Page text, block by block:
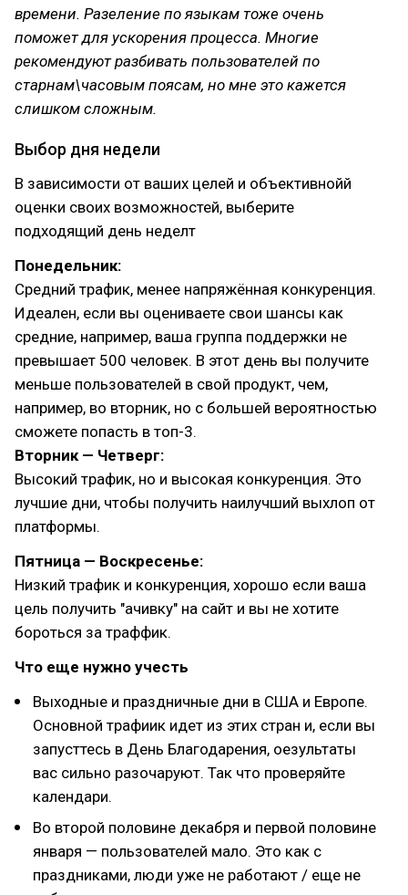
времени. Разеление по языкам тоже очень
поможет для ускорения процесса. Многие
рекомендуют разбивать пользователей по
старнам\часовым поясам, но мне это кажется
слишком сложным.
Выбор дня недели
В зависимости от ваших целей и объективнойй
оценки своих возможностей, выберите
подходящий день неделт
Понедельник:
Средний трафик, менее напряжённая конкуренция.
Идеален, если вы оцениваете свои шансы как
средние, например, ваша группа поддержки не
превышает 500 человек. В этот день вы получите
меньше пользователей в свой продукт, чем,
например, во вторник, но с большей вероятностью
сможете попасть в топ-3.
Вторник — Четверг:
Высокий трафик, но и высокая конкуренция. Это
лучшие дни, чтобы получить наилучший выхлоп от
платформы.
Пятница — Воскресенье:
Низкий трафик и конкуренция, хорошо если ваша
цель получить "ачивку" на сайт и вы не хотите
бороться за траффик.
Что еще нужно учесть
Выходные и праздничные дни в США и Европе.
Основной трафиик идет из этих стран и, если вы
запусттесь в День Благодарения, оезультаты
вас сильно разочаруют. Так что проверяйте
календари.
Во второй половине декабря и первой половине
января — пользователей мало. Это как с
праздниками, люди уже не работают / еще не